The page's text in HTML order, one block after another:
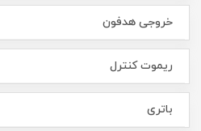
خروجی هدفون
ریموت کنترل
باتری